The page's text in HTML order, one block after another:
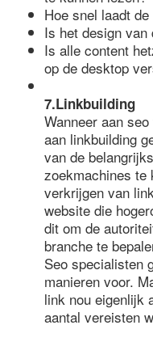
Hoe snel laadt
Is het design
Is alle content
op de desktop
7.Linkbuilding
Wanneer aan
aan linkbuilding
van de
zoekmachines te
verkrijgen van
website die
dit om de
branche te
Seo specialisten
manieren voor.
link nou eigenlijk
aantal vereisten